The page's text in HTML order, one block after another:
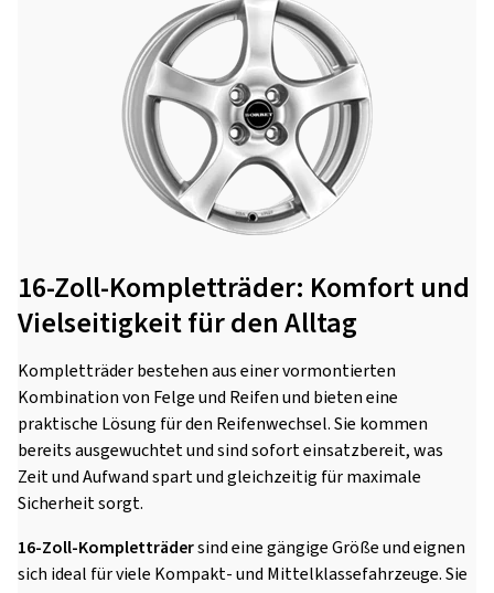
16-Zoll-Kompletträder: Komfort und
Vielseitigkeit für den Alltag
Kompletträder bestehen aus einer vormontierten
Kombination von Felge und Reifen und bieten eine
praktische Lösung für den Reifenwechsel. Sie kommen
bereits ausgewuchtet und sind sofort einsatzbereit, was
Zeit und Aufwand spart und gleichzeitig für maximale
Sicherheit sorgt.
16-Zoll-Kompletträdersind eine gängige Größe und eignen
sich ideal für viele Kompakt- und Mittelklassefahrzeuge. Sie